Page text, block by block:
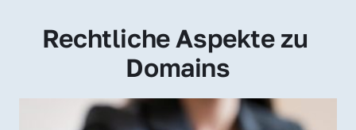
Rechtliche Aspekte zu
Domains